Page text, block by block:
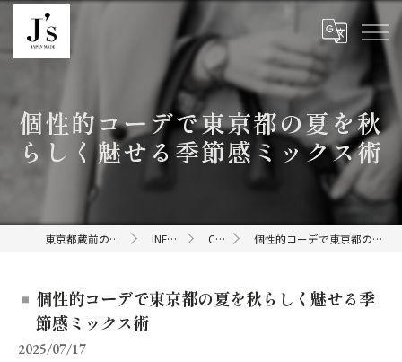
個性的コーデで東京都の夏を秋
らしく魅せる季節感ミックス術
東京都蔵前のセレクトショップならJ's INFORMATION COLUMN 個性的コーデで東京都の夏を秋らしく魅せる季節感ミックス術
個性的コーデで東京都の夏を秋らしく魅せる季
節感ミックス術
2025/07/17